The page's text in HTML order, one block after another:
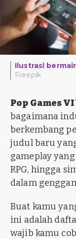
Ilustrasi
Freepik
Pop Games
bagaimana
berkembang
judul baru
gameplay
RPG, hingga
dalam
Buat kamu
ini adalah
wajib kamu